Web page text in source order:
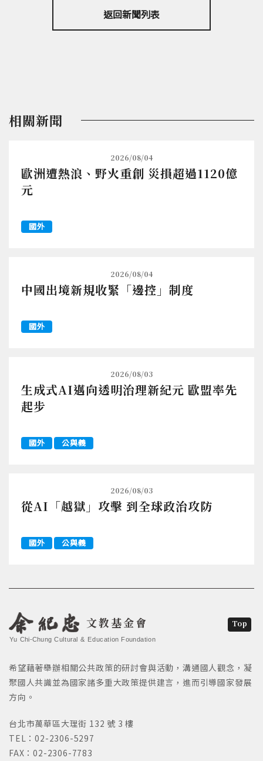
返回新聞列表
相關新聞
2026/08/04
歐洲遭熱浪、野火重創 災損超過1120億
元
國外
2026/08/04
中國出境新規收緊「邊控」制度
國外
2026/08/03
生成式AI邁向透明治理新紀元 歐盟率先
起步
國外 公與義
2026/08/03
從AI「越獄」攻擊 到全球政治攻防
國外 公與義
文教基金會
Yu Chi-Chung Cultural & Education Foundation
希望藉著舉辦相關公共政策的研討會與活動，溝通國人觀念，凝
聚國人共識並為國家諸多重大政策提供建言，進而引導國家發展
方向。
台北市萬華區大理街 132 號 3 樓
TEL：02-2306-5297
FAX：02-2306-7783
Top